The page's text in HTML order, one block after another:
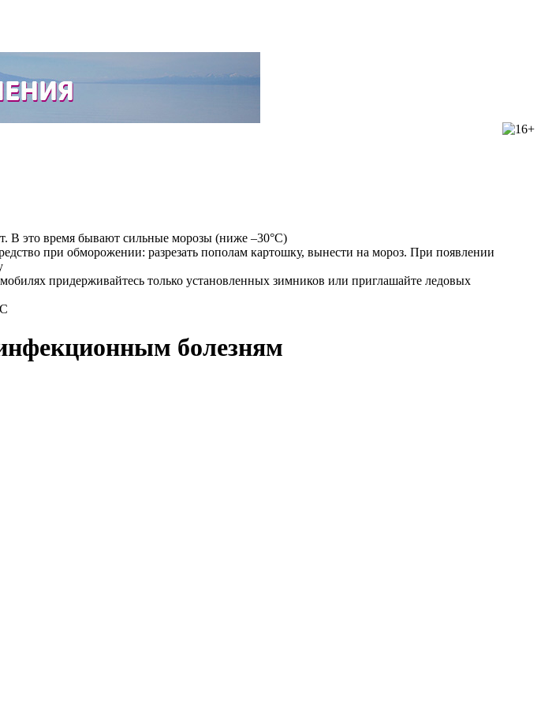
В это время бывают сильные морозы (ниже –30°С)
при обморожении: разрезать пополам картошку, вынести на мороз. При появлении
придерживайтесь только установленных зимников или пригла­шайте ледовых
болезням